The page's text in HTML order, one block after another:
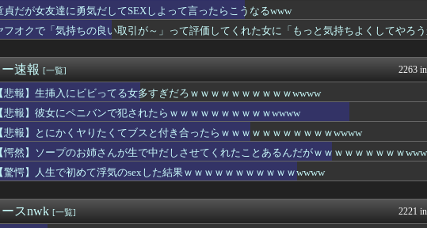
レブン、ついに神商品を販売ｗｗｗ
、外国人審判を性接待で買収しまくっていた事が判明
マジキ
学部卒の美人YouTuber、直美で炎上・・・
VIPPER
された女性､重篤な植物状態だが､意識は正常で何かを思考している...
ラビッ
、転職するか迷う
V速ニュ
女さん、とんでもないものをアップしてしまいコメ欄閉鎖ｗｗｗｗｗ...
査で知り合った女性から1億5000万円を受け取り、競艇で3億円...
最高の男子アスリート」か W杯で圧巻の活躍を受けて米メディアが称...
筋肉速報
の巨乳女さん、ノーブラお○ぱいがエ口過ぎるｗｗｗｗｗｗｗｗｗｗ...
くなった理由 2位は「自分がしたくなくなった」、1位は…
いたしん
医療費未払い」が多すぎて病院が外人の治療を断るようになってしま...
おうま
ん、また我々をシコらすｗｗｗｗｗｗ
BIPブロ
さん、Ｘを更新「妻から『ハグでもしてみっか』と言われました」ｗ...
キニ速
慢すれば怒りは収まる」って言うけど・・・
ぶる速-
貞だが女友達に勇気だしてSEXしよって言ったらこうなるwww
フオクで「気持ちの良い取引が～」って評価してくれた女に「もっと気持ちよくしてやろ
速報 [一覧] 2263
【悲報】生挿入にビビってる女多すぎだろｗｗｗｗｗｗｗｗｗｗwwww
【悲報】彼女にペニバンで犯されたらｗｗｗｗｗｗｗｗｗｗwwww
【悲報】とにかくヤりたくてブスと付き合ったらｗｗｗｗｗｗｗｗｗｗｗwwww
【愕然】ソープのお姉さんが生で中だしさせてくれたことあるんだがｗｗｗｗｗｗｗｗｗ
【驚愕】人生で初めて浮気のsexした結果ｗｗｗｗｗｗｗｗｗｗｗwwww
スnwk [一覧] 2221